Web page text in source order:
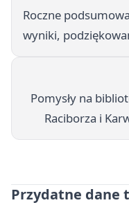
Roczne
wyniki,
Pomysły na
Raciborza i
Przydatne dane